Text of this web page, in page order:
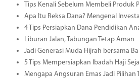
Tips Kenali Sebelum Membeli Produk
Apa Itu Reksa Dana? Mengenal
4 Tips Persiapkan Dana Pendidikan
Liburan Jalan, Tabungan Tetap Aman
Jadi Generasi Muda Hijrah bersama
5 Tips Mempersiapkan Ibadah Haji
Mengapa Angsuran Emas Jadi Pilihan